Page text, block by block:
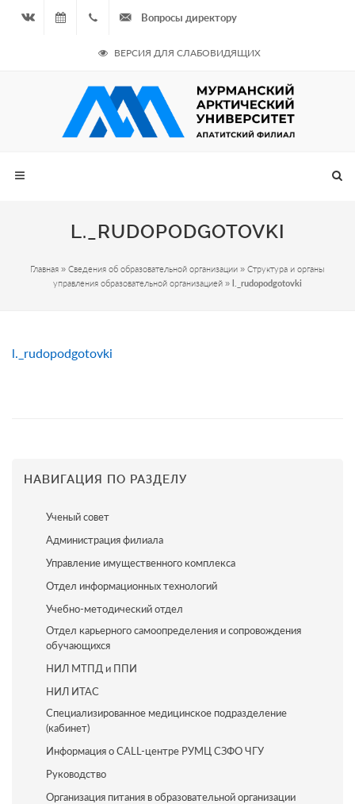
08.08.2026
- Чётная
неделя
964
687
Вопросы директору
ВЕРСИЯ ДЛЯ СЛАБОВИДЯЩИХ
L._RUDOPODGOTOVKI
Главная » Сведения об образовательной организации » Структура и органы
управления образовательной организацией » l._rudopodgotovki
l._rudopodgotovki
НАВИГАЦИЯ ПО РАЗДЕЛУ
Ученый совет
Администрация филиала
Управление имущественного комплекса
Отдел информационных технологий
Учебно-методический отдел
Отдел карьерного самоопределения и сопровождения
обучающихся
НИЛ МТПД и ППИ
НИЛ ИТАС
Специализированное медицинское подразделение
(кабинет)
Информация о CALL-центре РУМЦ СЗФО ЧГУ
Руководство
Организация питания в образовательной организации